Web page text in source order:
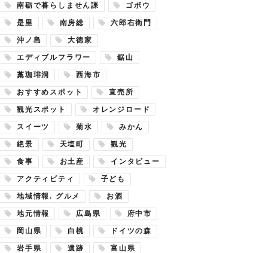
南砺で暮らしません課 ゴボウ
是里 南房総 六郎右衛門
沖ノ島 大徳家
エディブルフラワー 鋸山
藁珈琲洞 西海市
おすすめスポット 直売所
観光スポット オレンジロード
スイーツ 菊水 みかん
絶景 天塩町 観光
食事 お土産 インタビュー
アクティビティ 子ども
地域情報. グルメ お酒
地元情報 広島県 府中市
岡山県 白桃 ドイツの森
岩手県 遺跡 富山県